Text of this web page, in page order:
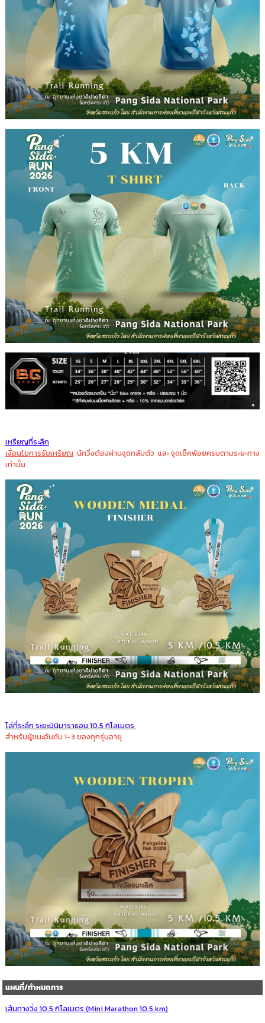
เหรียญที่ระลึก
เงื่อนไขการรับเหรียญ นักวิ่งต้องผ่านจุดกลับตัว และ จุดเช็คพ้อยครบตามระยะทาง
เท่านั้น
โล่ที่ระลึก ระยะมินิมาราธอน 10.5 กิโลเมตร
สำหรับผู้ชนะอันดับ 1-3 ของทุกรุ่นอายุ
แผนที่/กำหนดการ
เส้นทางวิ่ง 10.5 กิโลเมตร (Mini Marathon 10.5 km)